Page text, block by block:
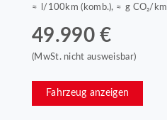
≈ l/100km (komb.), ≈ g CO₂/km
49.990 €
(MwSt. nicht ausweisbar)
Fahrzeug anzeigen